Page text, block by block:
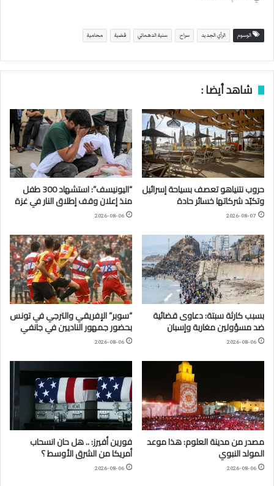
الوسوم الرأي الجديد سراح سنية الدهماني قضية محامية
شاهد أيضا :
حروب نتنياهو تعصف بسياحة إسرائيل
وتكبّد شركاتها خسائر حادة
2026-08-07
“اليونيسف”: استشهاد 300 طفل
منذ إعلان وقف إطلاق النار في غزة
2026-08-06
بسبب كارثة سبتة: دعاوى قضائية
ضد مسؤولين مغاربة وإسبان
2026-08-06
“سوبر” الإفريقي والترجي في تونس
بحضور جمهور الناديين في جانفي
2026-08-06
مصدر من مدينة العلوم: هذا موعد
المولد النبوي
2026-08-06
فورين أفيرز: .. هل حان انسحاب
أمريكا من الشرق الأوسط ؟
2026-08-06